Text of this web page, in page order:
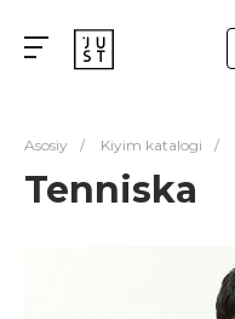
Asosiy / Kiyim katalogi /
Tenniska